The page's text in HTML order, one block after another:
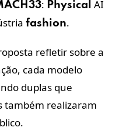
: Physical AI
fashion.
refletir sobre a
cada modelo
duplas que
também realizaram